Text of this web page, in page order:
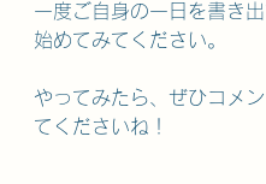
一度ご自身の一日を書き
始めてみてください。
やってみたら、ぜひコメ
てくださいね！